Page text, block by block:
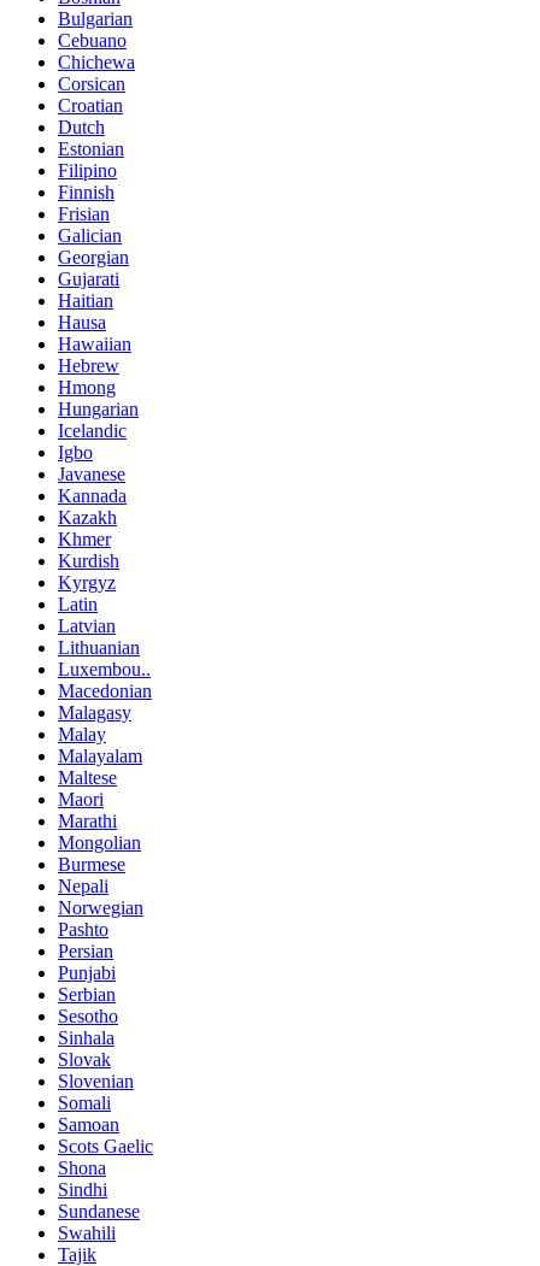
Bulgarian
Cebuano
Chichewa
Corsican
Croatian
Dutch
Estonian
Filipino
Finnish
Frisian
Galician
Georgian
Gujarati
Haitian
Hausa
Hawaiian
Hebrew
Hmong
Hungarian
Icelandic
Igbo
Javanese
Kannada
Kazakh
Khmer
Kurdish
Kyrgyz
Latin
Latvian
Lithuanian
Luxembou..
Macedonian
Malagasy
Malay
Malayalam
Maltese
Maori
Marathi
Mongolian
Burmese
Nepali
Norwegian
Pashto
Persian
Punjabi
Serbian
Sesotho
Sinhala
Slovak
Slovenian
Somali
Samoan
Scots Gaelic
Shona
Sindhi
Sundanese
Swahili
Tajik